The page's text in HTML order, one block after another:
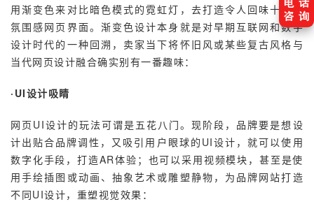
用渐变色来对比暗色模式的霓虹灯，去打造令人回味十足的
氛围感网页界面。渐变色设计本身就是对早期互联网和数字
设计时代的一种回溯，卖家当下将怀旧风或某些复古风格与
当代网页设计融合确实别有一番趣味：
·UI设计吸睛
网页UI设计的玩法可谓是五花八门。现阶段，品牌要是想设
计出贴合品牌调性，又吸引用户眼球的UI设计，就可以使用
数字化手段，打造AR体验；也可以采用视频模块，甚至是使
用手绘插图或动画、抽象艺术或雕塑静物，为品牌网站打造
不同UI设计，重塑视觉效果：